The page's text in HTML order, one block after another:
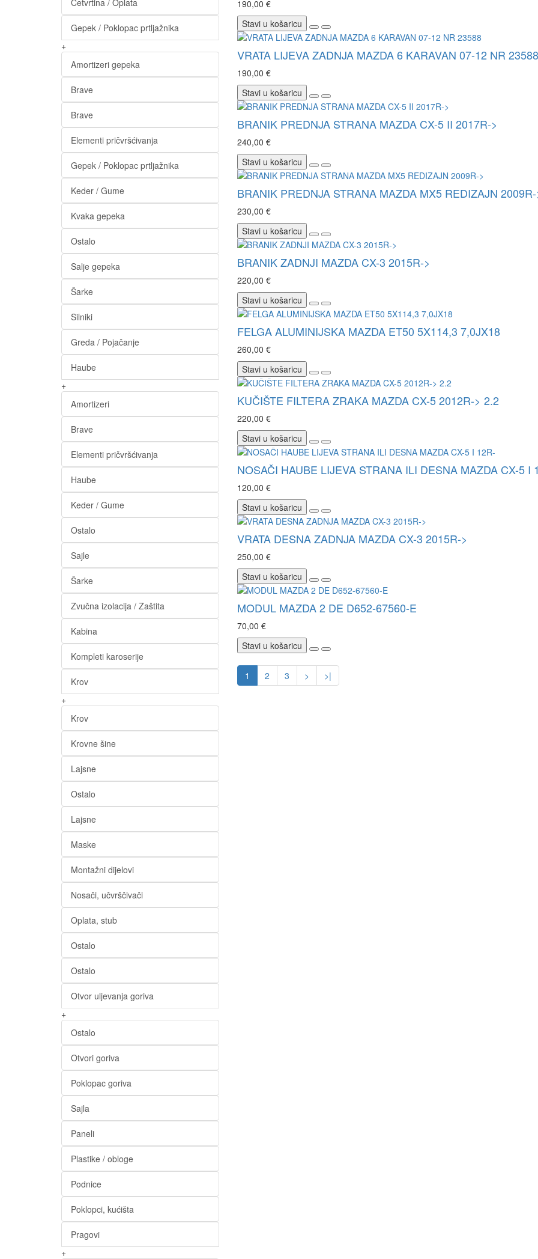
Četvrtina / Oplata
Gepek / Poklopac prtljažnika
+
Amortizeri gepeka
Brave
Brave
Elementi pričvršćivanja
Gepek / Poklopac prtljažnika
Keder / Gume
Kvaka gepeka
Ostalo
Salje gepeka
Šarke
Silniki
Greda / Pojačanje
Haube
+
Amortizeri
Brave
Elementi pričvršćivanja
Haube
Keder / Gume
Ostalo
Sajle
Šarke
Zvučna izolacija / Zaštita
Kabina
Kompleti karoserije
Krov
+
Krov
Krovne šine
Lajsne
Ostalo
Lajsne
Maske
Montažni dijelovi
Nosači, učvrščivači
Oplata, stub
Ostalo
Ostalo
Otvor uljevanja goriva
+
Ostalo
Otvori goriva
Poklopac goriva
Sajla
Paneli
Plastike / obloge
Podnice
Poklopci, kućišta
Pragovi
+
190,00 €
Stavi u košaricu
VRATA LIJEVA ZADNJA MAZDA 6 KARAVAN 07-12 NR 23588
190,00 €
Stavi u košaricu
BRANIK PREDNJA STRANA MAZDA CX-5 II 2017R->
240,00 €
Stavi u košaricu
BRANIK PREDNJA STRANA MAZDA MX5 REDIZAJN 2009R-
230,00 €
Stavi u košaricu
BRANIK ZADNJI MAZDA CX-3 2015R->
220,00 €
Stavi u košaricu
FELGA ALUMINIJSKA MAZDA ET50 5X114,3 7,0JX18
260,00 €
Stavi u košaricu
KUČIŠTE FILTERA ZRAKA MAZDA CX-5 2012R-> 2.2
220,00 €
Stavi u košaricu
NOSAČI HAUBE LIJEVA STRANA ILI DESNA MAZDA CX-5 I
120,00 €
Stavi u košaricu
VRATA DESNA ZADNJA MAZDA CX-3 2015R->
250,00 €
Stavi u košaricu
MODUL MAZDA 2 DE D652-67560-E
70,00 €
Stavi u košaricu
1 2 3 > >|